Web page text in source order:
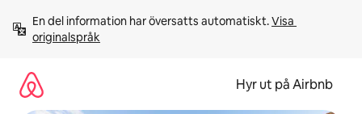
innehåll
En del information har översatts automatiskt. Visa
originalspråk
Hyr ut på Airbnb